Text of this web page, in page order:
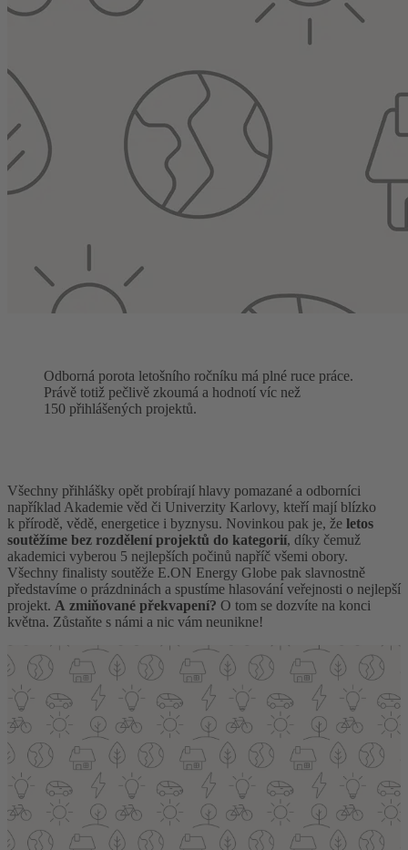
Odborná porota letošního ročníku má plné ruce práce.
Právě totiž pečlivě zkoumá a hodnotí víc než
150 přihlášených projektů.
Všechny přihlášky opět probírají hlavy pomazané a odborníci
například Akademie věd či Univerzity Karlovy, kteří mají blízko
k přírodě, vědě, energetice i byznysu. Novinkou pak je, že letos
soutěžíme bez rozdělení projektů do kategorií, díky čemuž
akademici vyberou 5 nejlepších počinů napříč všemi obory.
Všechny finalisty soutěže E.ON Energy Globe pak slavnostně
představíme o prázdninách a spustíme hlasování veřejnosti o nejlepší
projekt. A zmiňované překvapení? O tom se dozvíte na konci
května. Zůstaňte s námi a nic vám neunikne!